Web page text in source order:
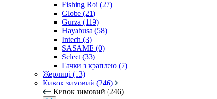
Fishing Roi (27)
Globe (21)
Gurza (119)
Hayabusa (58)
Intech (3)
SASAME (0)
Select (33)
Гачки з краплею (7)
Жерлиці (13)
Кивок зимовий (246)
Кивок зимовий (246)